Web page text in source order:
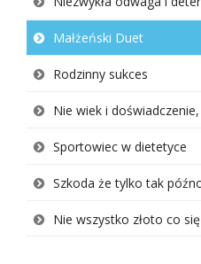
Małżeński Duet
Rodzinny sukces
Nie wiek i
Sportowiec w dietetyce
Szkoda że tylko tak
Nie wszystko złoto co